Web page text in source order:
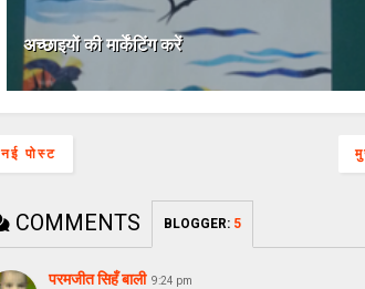
अच्छाइयों की मार्केंटिंग करें
नई पोस्ट
COMMENTS BLOGGER: 5
परमजीत सिहँ बाली 9:24 pm